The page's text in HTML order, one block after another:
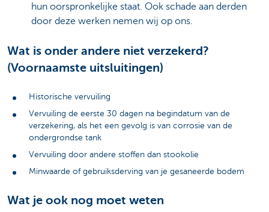
hun oorspronkelijke staat. Ook schade aan derden
door deze werken nemen wij op ons.
Wat is onder andere niet verzekerd?
(Voornaamste uitsluitingen)
Historische vervuiling
Vervuiling de eerste 30 dagen na begindatum van de
verzekering, als het een gevolg is van corrosie van de
ondergrondse tank
Vervuiling door andere stoffen dan stookolie
Minwaarde of gebruiksderving van je gesaneerde bodem
Wat je ook nog moet weten